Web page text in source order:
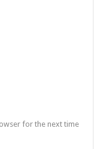
for the next time